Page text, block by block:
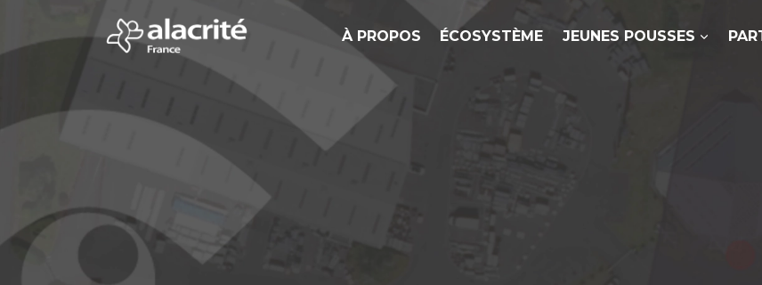
À PROPOS ÉCOSYSTÈME JEUNES POUSSES